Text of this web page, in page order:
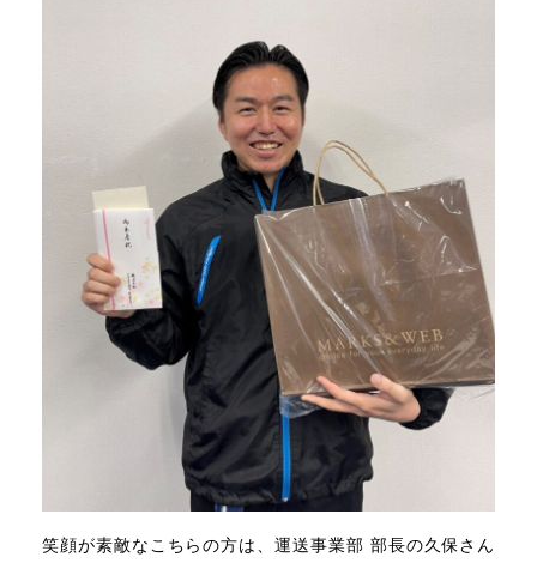
笑顔が素敵なこちらの方は、運送事業部 部長の久保さん